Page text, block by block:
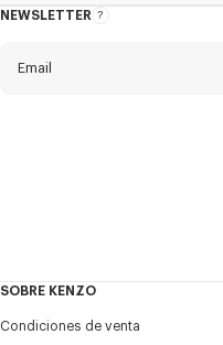
NEWSLETTER
Acerca
Email
Appelido*
SOBRE KENZO
Condiciones de venta